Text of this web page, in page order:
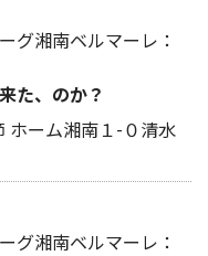
グ湘南ベルマーレ：
た、のか？
ホーム湘南１-０清水
グ湘南ベルマーレ：